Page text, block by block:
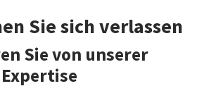
Sie sich verlassen
Sie von unserer
Expertise